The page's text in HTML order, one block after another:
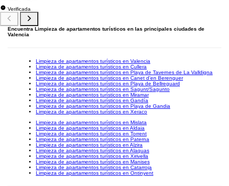
Verificada
Encuentra Limpieza de apartamentos turísticos en las principales ciudades de
Valencia
Limpieza de apartamentos turísticos en Valencia
Limpieza de apartamentos turísticos en Cullera
Limpieza de apartamentos turísticos en Playa de Tavernes de La Valldigna
Limpieza de apartamentos turísticos en Canet d'en Berenguer
Limpieza de apartamentos turísticos en Playa de Bellreguard
Limpieza de apartamentos turísticos en Sagunt/Sagunto
Limpieza de apartamentos turísticos en Miramar
Limpieza de apartamentos turísticos en Gandía
Limpieza de apartamentos turísticos en Playa de Gandia
Limpieza de apartamentos turísticos en Xeraco
Limpieza de apartamentos turísticos en Mislata
Limpieza de apartamentos turísticos en Aldaia
Limpieza de apartamentos turísticos en Torrent
Limpieza de apartamentos turísticos en Paterna
Limpieza de apartamentos turísticos en Alzira
Limpieza de apartamentos turísticos en Alaquas
Limpieza de apartamentos turísticos en Xirivella
Limpieza de apartamentos turísticos en Manises
Limpieza de apartamentos turísticos en Catarroja
Limpieza de apartamentos turísticos en Ontinyent